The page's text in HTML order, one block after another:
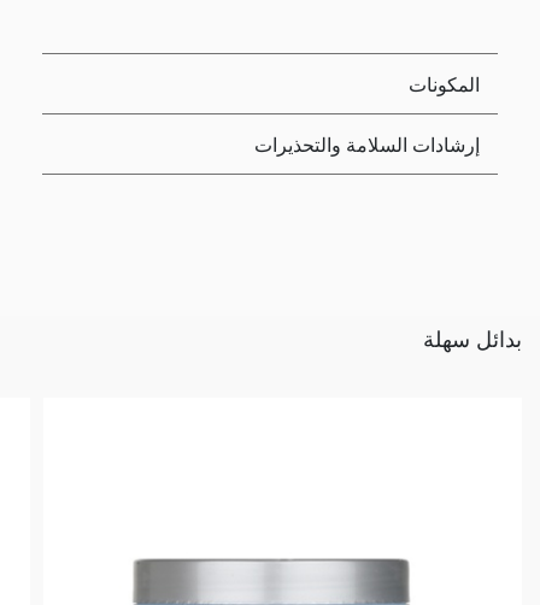
المكونات
إرشادات السلامة والتحذيرات
بدائل سهلة